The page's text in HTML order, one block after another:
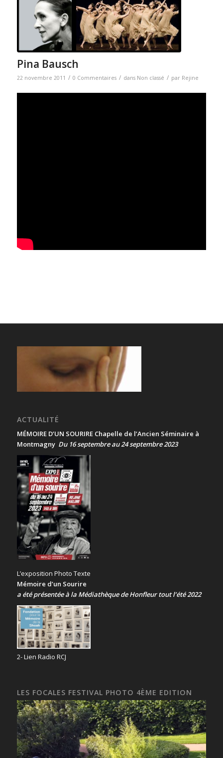
Pina Bausch
22 novembre 2011 / 0 Commentaires / dans Non classé / par Rejine
ACTUALITÉ
MÉMOIRE D’UN SOURIRE Chapelle de l’Ancien Séminaire à
Montmagny Du 16 septembre au 24 septembre 2023
L’exposition Photo Texte
Mémoire d’un Sourire
a été présentéeà la Médiathèque de Honfleur tout l’été 2022
2- Lien Radio RCJ
LES FOCALES FESTIVAL PHOTO 4ÈME EDITION